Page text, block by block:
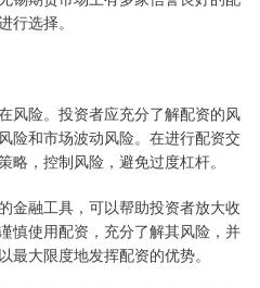
行选择。
风险。投资者应充分了解配资的风
险和市场波动风险。在进行配资交
，控制风险，避免过度杠杆。
金融工具，可以帮助投资者放大收
慎使用配资，充分了解其风险，并
大限度地发挥配资的优势。